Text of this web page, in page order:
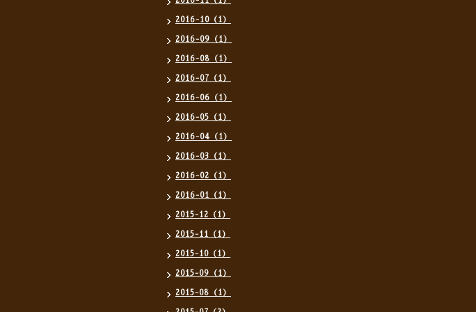
2016-10（1）
2016-09（1）
2016-08（1）
2016-07（1）
2016-06（1）
2016-05（1）
2016-04（1）
2016-03（1）
2016-02（1）
2016-01（1）
2015-12（1）
2015-11（1）
2015-10（1）
2015-09（1）
2015-08（1）